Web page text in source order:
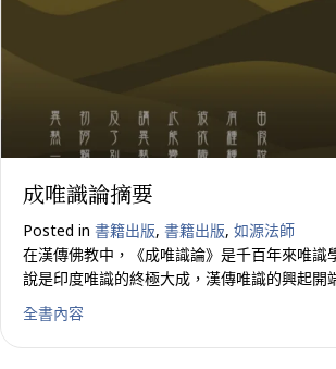
成唯識論摘要
Posted in 書籍出版, 書籍出版, 如源法師
在漢傳佛教中，《成唯識論》是千百年來唯識
說是印度唯識的終極大成，漢傳唯識的興起開
全書內容about 成唯識論摘要